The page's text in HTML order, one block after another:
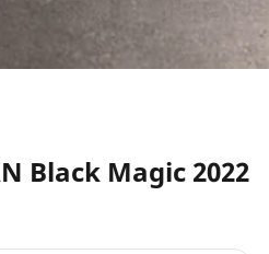
Black Magic 2022